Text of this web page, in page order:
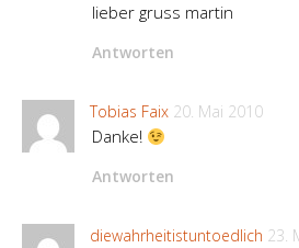
lieber gruss martin
Antworten
Tobias Faix 20. Mai 2010
Danke!
Antworten
diewahrheitistuntoedlich 23.